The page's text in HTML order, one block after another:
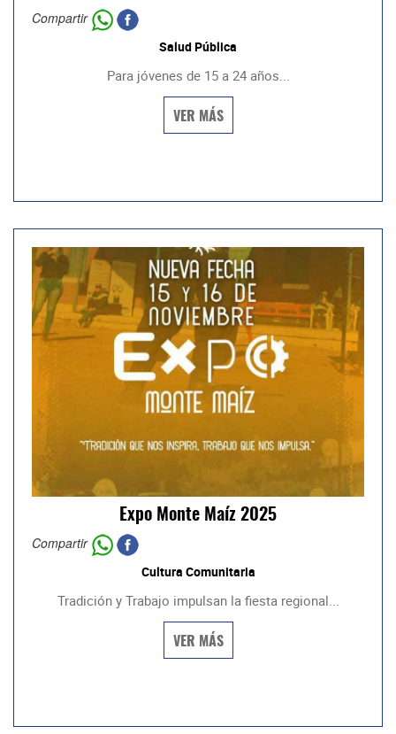
Compartir
Salud Pública
Para jóvenes de 15 a 24 años...
VER MÁS
Expo Monte Maíz 2025
Compartir
Cultura Comunitaria
Tradición y Trabajo impulsan la fiesta regional...
VER MÁS